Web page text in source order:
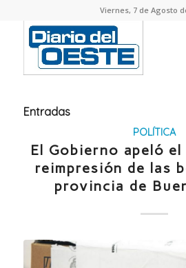
Viernes, 7 de Agosto
Entradas
POLÍTICA
El Gobierno apeló
reimpresión de las
provincia de